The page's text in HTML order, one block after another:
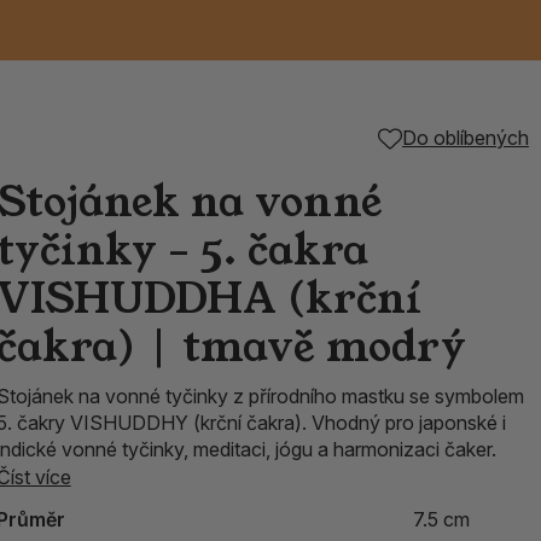
Orientální kovové
lucerny
Do oblíbených
na vonné
– 5. čakra
(krční
| tmavě modrý
na vonné tyčinky z přírodního mastku se symbolem
čakry VISHUDDHY (krční čakra). Vhodný pro japonské i
vonné tyčinky, meditaci, jógu a harmonizaci čaker.
více
7.5 cm